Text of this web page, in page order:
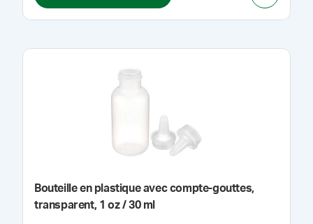
Bouteille en plastique avec compte-gouttes,
transparent, 1 oz / 30 ml